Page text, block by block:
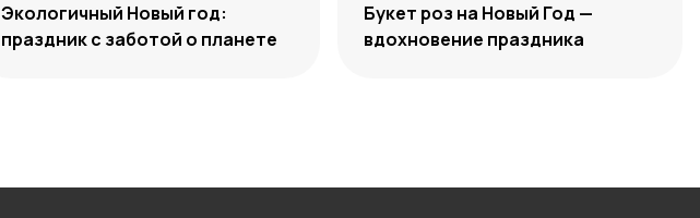
Экологичный Новый год:
праздник с заботой о планете
Букет роз на Новый Год —
вдохновение праздника